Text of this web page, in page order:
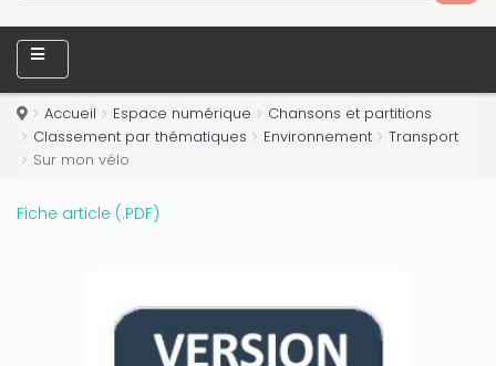
Accueil Espace numérique
Chansons et partitions
Classement par thématiques
Environnement
Transport
Sur mon vélo
Fiche article (.PDF)